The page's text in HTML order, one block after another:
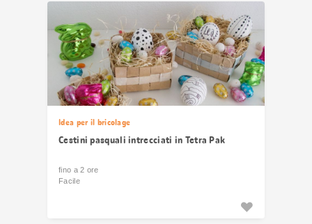
Idea per il bricolage
Cestini pasquali intrecciati in Tetra Pak
fino a 2 ore
Facile